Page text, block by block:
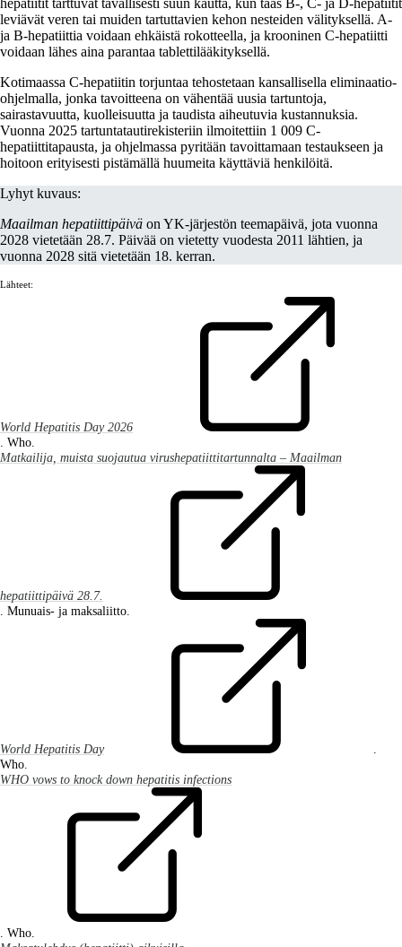
hepatiitit tarttuvat tavallisesti suun kautta, kun taas B-, C- ja D-hepatiitit
leviävät veren tai muiden tartuttavien kehon nesteiden välityksellä. A-
ja B-hepatiittia voidaan ehkäistä rokotteella, ja krooninen C-hepatiitti
voidaan lähes aina parantaa tablettilääkityksellä.
Kotimaassa C-hepatiitin torjuntaa tehostetaan kansallisella eliminaatio-
ohjelmalla, jonka tavoitteena on vähentää uusia tartuntoja,
sairastavuutta, kuolleisuutta ja taudista aiheutuvia kustannuksia.
Vuonna 2025 tartuntatautirekisteriin ilmoitettiin 1 009 C-
hepatiittitapausta, ja ohjelmassa pyritään tavoittamaan testaukseen ja
hoitoon erityisesti pistämällä huumeita käyttäviä henkilöitä.
Lyhyt kuvaus:
Maailman hepatiittipäivä on YK-järjestön teemapäivä, jota vuonna
2028 vietetään 28.7. Päivää on vietetty vuodesta 2011 lähtien, ja
vuonna 2028 sitä vietetään 18. kerran.
Lähteet:
World Hepatitis Day 2026
. Who.
Matkailija, muista suojautua virushepatiittitartunnalta – Maailman
hepatiittipäivä 28.7.
. Munuais- ja maksaliitto.
World Hepatitis Day
.
Who.
WHO vows to knock down hepatitis infections
. Who.